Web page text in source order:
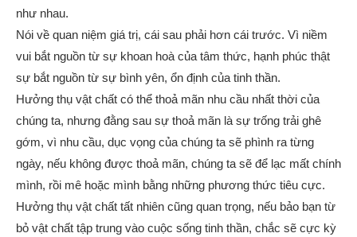
như nhau.
Nói về quan niệm giá trị, cái sau phải hơn cái trước. Vì niềm
vui bắt nguồn từ sự khoan hoà của tâm thức, hạnh phúc thật
sự bắt nguồn từ sự bình yên, ổn định của tinh thần.
Hưởng thụ vật chất có thể thoả mãn nhu cầu nhất thời của
chúng ta, nhưng đằng sau sự thoả mãn là sự trống trải ghê
gớm, vì nhu cầu, dục vọng của chúng ta sẽ phình ra từng
ngày, nếu không được thoả mãn, chúng ta sẽ để lạc mất chính
mình, rồi mê hoặc mình bằng những phương thức tiêu cực.
Hưởng thụ vật chất tất nhiên cũng quan trọng, nếu bảo bạn từ
bỏ vật chất tập trung vào cuộc sống tinh thần, chắc sẽ cực kỳ